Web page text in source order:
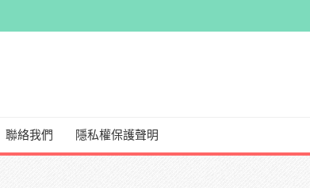
聯絡我們 隱私權保護聲明